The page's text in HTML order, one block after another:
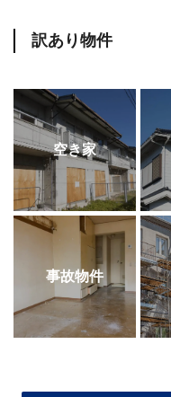
訳あり物件
空き家
事故物件